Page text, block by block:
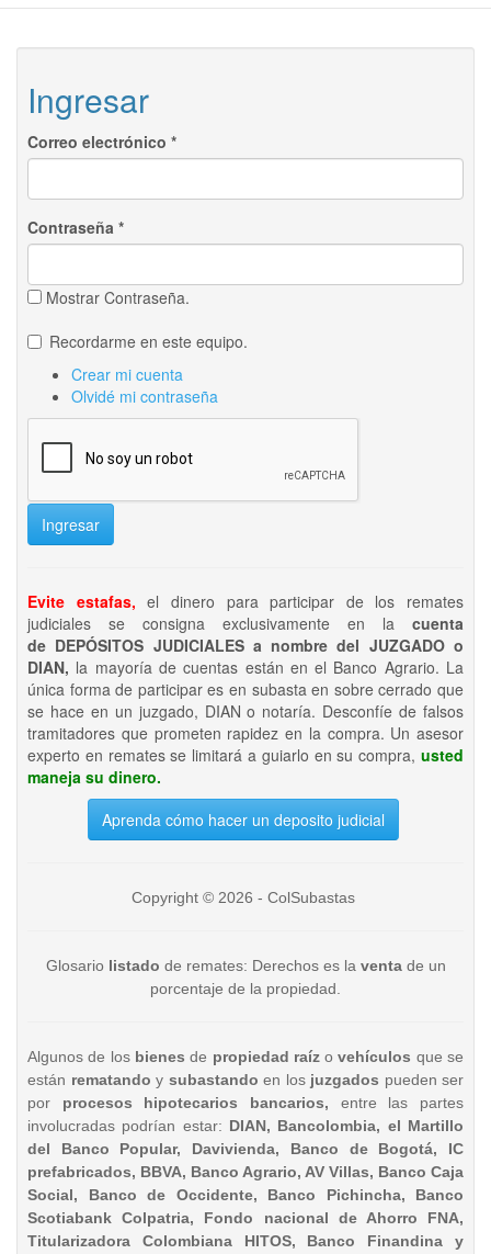
Ingresar
Correo electrónico *
Contraseña *
Mostrar Contraseña.
Recordarme en este equipo.
Crear mi cuenta
Olvidé mi contraseña
Ingresar
Evite estafas, el dinero para participar de los remates
judiciales se consigna exclusivamente en la cuenta
de DEPÓSITOS JUDICIALES a nombre del JUZGADO o
DIAN, la mayoría de cuentas están en el Banco Agrario. La
única forma de participar es en subasta en sobre cerrado que
se hace en un juzgado, DIAN o notaría. Desconfíe de falsos
tramitadores que prometen rapidez en la compra. Un asesor
experto en remates se limitará a guiarlo en su compra, usted
maneja su dinero.
Aprenda cómo hacer un deposito judicial
Copyright © 2026 - ColSubastas
Glosario listado de remates: Derechos es la ventade un
porcentaje de la propiedad.
Algunos de los bienesde propiedad raízo vehículos que se
están rematando y subastando en los juzgados pueden ser
por procesos hipotecarios bancarios, entre las partes
involucradas podrían estar: DIAN, Bancolombia, el Martillo
del Banco Popular, Davivienda, Banco de Bogotá, IC
prefabricados, BBVA, Banco Agrario, AV Villas, Banco Caja
Social, Banco de Occidente, Banco Pichincha, Banco
Scotiabank Colpatria, Fondo nacional de Ahorro FNA,
Titularizadora Colombiana HITOS, Banco Finandina y